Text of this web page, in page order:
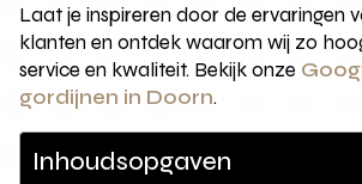
Laat je inspireren door de ervaringen
klanten en ontdek waarom wij zo
service en kwaliteit. Bekijk onze
gordijnen in Doorn.
Inhoudsopgaven